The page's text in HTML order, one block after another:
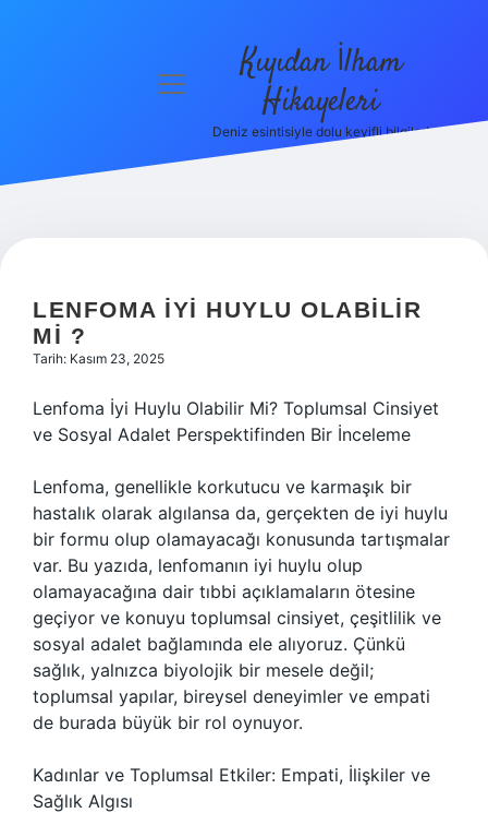
Hakkımızda
menüyü
Kıyıdan İlham
Hikayeleri
Deniz esintisiyle dolu keyifli bilgiler!
LENFOMA IYI HUYLU OLABILIR
MI ?
Tarih: Kasım 23, 2025
Lenfoma İyi Huylu Olabilir Mi? Toplumsal Cinsiyet
ve Sosyal Adalet Perspektifinden Bir İnceleme
Lenfoma, genellikle korkutucu ve karmaşık bir
hastalık olarak algılansa da, gerçekten de iyi huylu
bir formu olup olamayacağı konusunda tartışmalar
var. Bu yazıda, lenfomanın iyi huylu olup
olamayacağına dair tıbbi açıklamaların ötesine
geçiyor ve konuyu toplumsal cinsiyet, çeşitlilik ve
sosyal adalet bağlamında ele alıyoruz. Çünkü
sağlık, yalnızca biyolojik bir mesele değil;
toplumsal yapılar, bireysel deneyimler ve empati
de burada büyük bir rol oynuyor.
Kadınlar ve Toplumsal Etkiler: Empati, İlişkiler ve
Sağlık Algısı